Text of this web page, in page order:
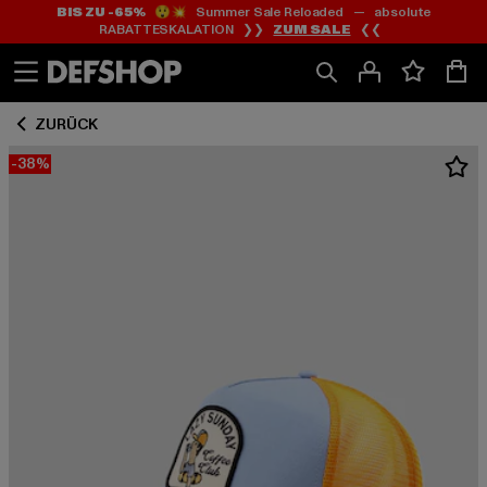
Zum
Inhalt
springen
Zum
Fußzeile
springen
BIS ZU -65%😲💥 Summer Sale Reloaded — absolute
RABATTESKALATION ❯❯ ZUM SALE ❮❮
ZURÜCK
-38%